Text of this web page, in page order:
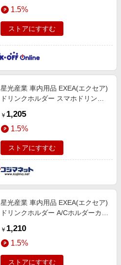
1.5%
ストアにすすむ
星光産業 車内用品 EXEA(エクセア)
ドリンクホルダー スマホドリンク
缶・太缶、太ペットボトル
(500ml/550ml)を収納) ブラック EB
￥ 1,205
1.5%
ストアにすすむ
星光産業 車内用品 EXEA(エクセア)
ドリンクホルダー A/Cホルダーカラ
コーヒー、太缶、細缶、600mlペッ
トボトル (直径53?73mm)
￥ 1,210
1.5%
ストアにすすむ